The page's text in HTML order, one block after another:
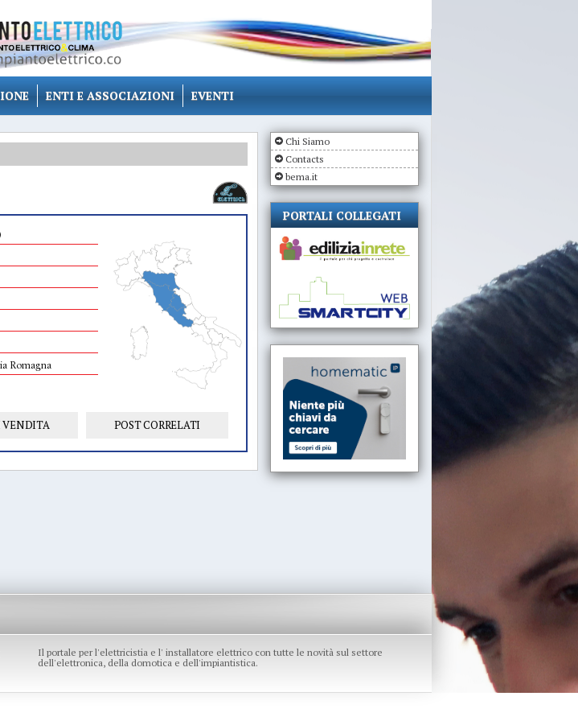
ENTI E ASSOCIAZIONI EVENTI
Romagna
POST CORRELATI
Chi Siamo
Contacts
bema.it
PORTALI COLLEGATI
Il portale per l'elettricistia e l' installatore elettrico con tutte le novità sul settore
dell'elettronica, della domotica e dell'impiantistica.